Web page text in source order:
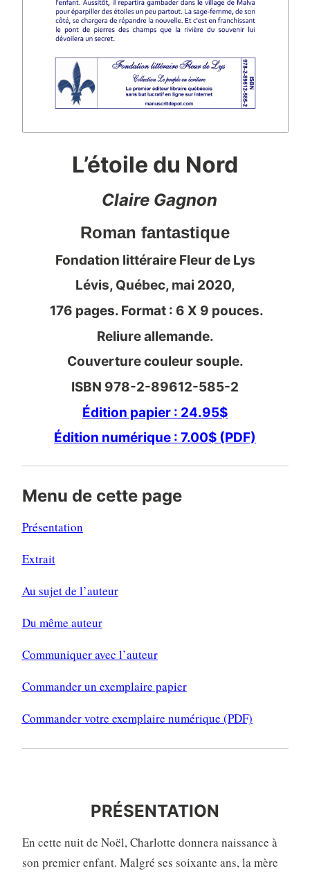
L’étoile du Nord
Claire Gagnon
Roman fantastique
Fondation littéraire Fleur de Lys
Lévis, Québec, mai 2020,
176 pages. Format : 6 X 9 pouces.
Reliure allemande.
Couverture couleur souple.
ISBN 978-2-89612-585-2
Édition papier : 24.95$
Édition numérique : 7.00$ (PDF)
Menu de cette page
Présentation
Extrait
Au sujet de l’auteur
Du même auteur
Communiquer avec l’auteur
Commander un exemplaire papier
Commander votre exemplaire numérique (PDF)
PRÉSENTATION
En cette nuit de Noël, Charlotte donnera naissance à
son premier enfant. Malgré ses soixante ans, la mère